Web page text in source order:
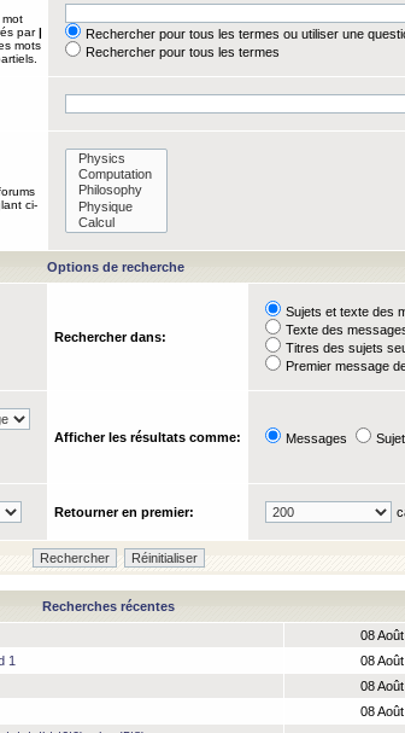
par|
mots
Rechercher pour tous les termes ou utiliser une
Rechercher pour tous les termes
ci-
Options de recherche
Rechercher dans:
Sujets et texte des
Texte des
Titres des sujets
Premier message
Afficher les résultats comme: Messages
Retourner en premier:
Recherches récentes
08
1
08
08
08